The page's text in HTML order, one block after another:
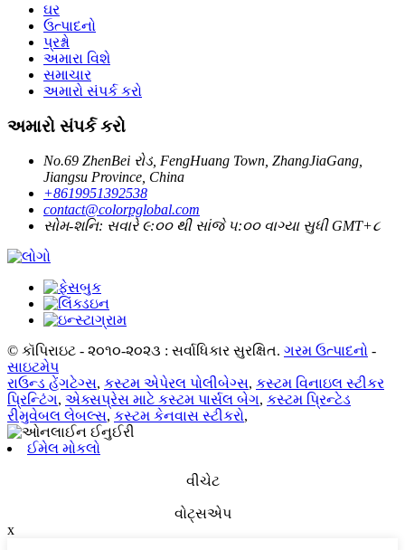
ઘર
ઉત્પાદનો
પ્રશ્નો
અમારા વિશે
સમાચાર
અમારો સંપર્ક કરો
અમારો સંપર્ક કરો
No.69 ZhenBei રોડ, FengHuang Town, ZhangJiaGang,
Jiangsu Province, China
+8619951392538
contact@colorpglobal.com
સોમ-શનિ: સવારે ૯:૦૦ થી સાંજે ૫:૦૦ વાગ્યા સુધી GMT+૮
© કૉપિરાઇટ - ૨૦૧૦-૨૦૨૩ : સર્વાધિકાર સુરક્ષિત. ગરમ ઉત્પાદનો -
સાઇટમેપ
રાઉન્ડ હેંગટેગ્સ, કસ્ટમ એપેરલ પોલીબેગ્સ, કસ્ટમ વિનાઇલ સ્ટીકર
પ્રિન્ટિંગ, એક્સપ્રેસ માટે કસ્ટમ પાર્સલ બેગ, કસ્ટમ પ્રિન્ટેડ
રીમુવેબલ લેબલ્સ, કસ્ટમ કેનવાસ સ્ટીકરો,
ઈમેલ મોકલો
વીચેટ
વોટ્સએપ
x